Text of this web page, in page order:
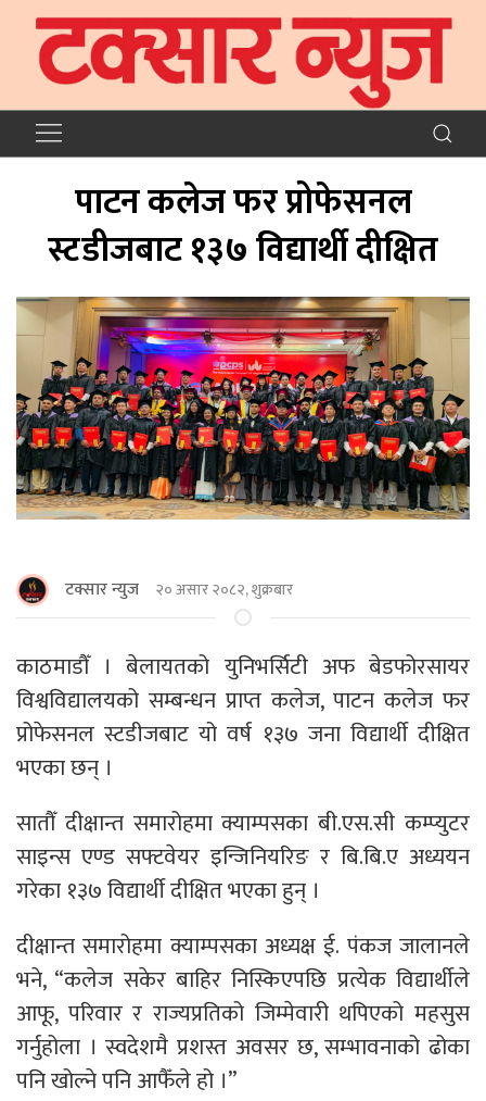
पाटन कलेज फर प्रोफेसनल
स्टडीजबाट १३७ विद्यार्थी दीक्षित
टक्सार न्युज २० असार २०८२, शुक्रबार
काठमाडौँ । बेलायतको युनिभर्सिटी अफ बेडफोरसायर
विश्वविद्यालयको सम्बन्धन प्राप्त कलेज, पाटन कलेज फर
प्रोफेसनल स्टडीजबाट यो वर्ष १३७ जना विद्यार्थी दीक्षित
भएका छन् ।
सातौँ दीक्षान्त समारोहमा क्याम्पसका बी.एस.सी कम्प्युटर
साइन्स एण्ड सफ्टवेयर इन्जिनियरिङ र बि.बि.ए अध्ययन
गरेका १३७ विद्यार्थी दीक्षित भएका हुन् ।
दीक्षान्त समारोहमा क्याम्पसका अध्यक्ष ई. पंकज जालानले
भने, “कलेज सकेर बाहिर निस्किएपछि प्रत्येक विद्यार्थीले
आफू, परिवार र राज्यप्रतिको जिम्मेवारी थपिएको महसुस
गर्नुहोला । स्वदेशमै प्रशस्त अवसर छ, सम्भावनाको ढोका
पनि खोल्ने पनि आफैँले हो ।”